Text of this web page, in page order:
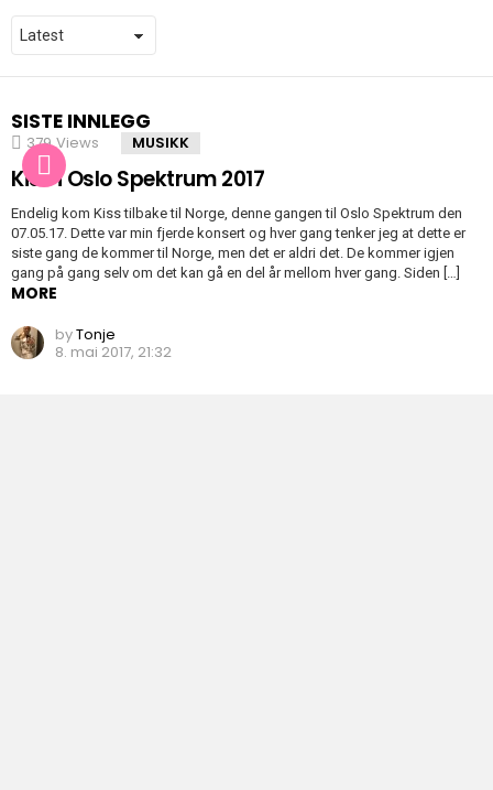
SISTE INNLEGG
379 Views MUSIKK
Kiss i Oslo Spektrum 2017
Endelig kom Kiss tilbake til Norge, denne gangen til Oslo Spektrum den
07.05.17. Dette var min fjerde konsert og hver gang tenker jeg at dette er
siste gang de kommer til Norge, men det er aldri det. De kommer igjen
gang på gang selv om det kan gå en del år mellom hver gang. Siden […]
MORE
byTonje
8. mai 2017, 21:32